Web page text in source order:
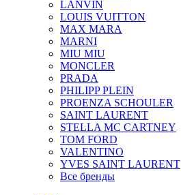
LANVIN
LOUIS VUITTON
MAX MARA
MARNI
MIU MIU
MONCLER
PRADA
PHILIPP PLEIN
PROENZA SCHOULER
SAINT LAURENT
STELLA MC CARTNEY
TOM FORD
VALENTINO
YVES SAINT LAURENT
Все бренды